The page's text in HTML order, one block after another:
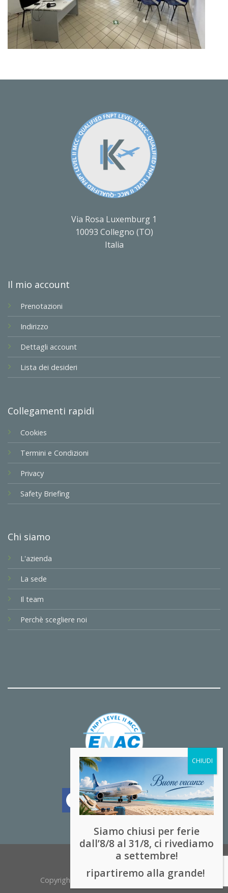
Via Rosa Luxemburg 1
10093 Collegno (TO)
Italia
Il mio account
Prenotazioni
Indirizzo
Dettagli account
Lista dei desideri
Collegamenti rapidi
Cookies
Termini e Condizioni
Privacy
Safety Briefing
Chi siamo
L'azienda
La sede
Il team
Perchè scegliere noi
Copyright 2026 © powered by Softhill s.r.l
Siamo chiusi per ferie
dall’8/8 al 31/8, ci rivediamo
a settembre!
ripartiremo alla grande!